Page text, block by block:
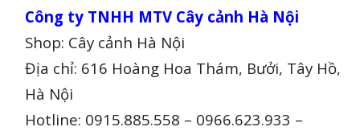
Công ty TNHH MTV Cây cảnh Hà Nội
Shop: Cây cảnh Hà Nội
Địa chỉ: 616 Hoàng Hoa Thám, Bưởi, Tây Hồ,
Hà Nội
Hotline: 0915.885.558 – 0966.623.933 –